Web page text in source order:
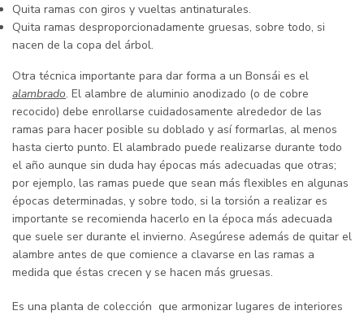
Quita ramas con giros y vueltas antinaturales.
Quita ramas desproporcionadamente gruesas, sobre todo, si
nacen de la copa del árbol.
Otra técnica importante para dar forma a un Bonsái es el
alambrado. El alambre de aluminio anodizado (o de cobre
recocido) debe enrollarse cuidadosamente alrededor de las
ramas para hacer posible su doblado y así formarlas, al menos
hasta cierto punto. El alambrado puede realizarse durante todo
el año aunque sin duda hay épocas más adecuadas que otras;
por ejemplo, las ramas puede que sean más flexibles en algunas
épocas determinadas, y sobre todo, si la torsión a realizar es
importante se recomienda hacerlo en la época más adecuada
que suele ser durante el invierno. Asegúrese además de quitar el
alambre antes de que comience a clavarse en las ramas a
medida que éstas crecen y se hacen más gruesas.
Es una planta de colección que armonizar lugares de interiores